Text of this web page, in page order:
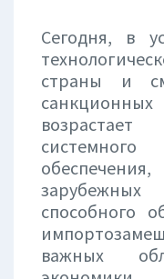
Сегодня, в
страны и
возрастает
способного
важных